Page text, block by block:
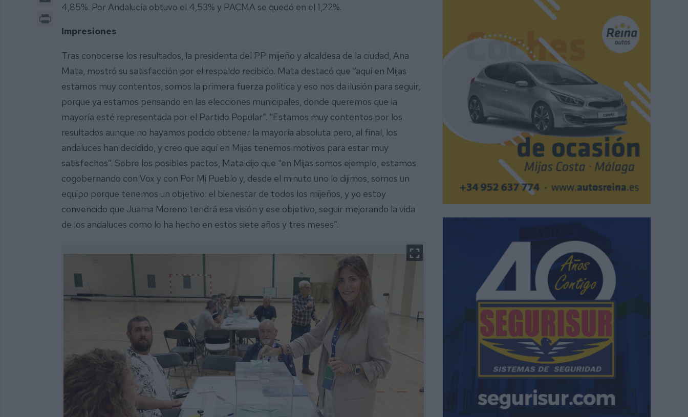
Print
4,85%. Por Andalucía obtuvo el 4,53% y PACMA se quedó en el 1,22%.
Impresiones
Tras conocerse los resultados, la presidenta del PP mijeño y alcaldesa de la ciudad, Ana
Mata, mostró su satisfacción por el respaldo recibido. Mata destacó que “aquí en Mijas
estamos muy contentos, somos la primera fuerza política y eso nos da ilusión para seguir,
porque ya estamos pensando en las elecciones municipales, donde queremos que la
mayoría esté representada por el Partido Popular”. “Estamos muy contentos por los
resultados aunque no hayamos podido obtener la mayoría absoluta pero, al final, los
andaluces han decidido, y creo que aquí en Mijas tenemos motivos para estar muy
satisfechos”. Sobre los posibles pactos, Mata dijo que “en Mijas somos ejemplo, estamos
cogobernando con Vox y con Por Mi Pueblo y, desde el minuto uno lo dijimos, somos un
equipo porque tenemos un objetivo: el bienestar de todos los mijeños, y yo estoy
convencido que Juama Moreno tendrá esa visión y ese objetivo, seguir mejorando la vida
de los andaluces como lo ha hecho en estos siete años y tres meses”.